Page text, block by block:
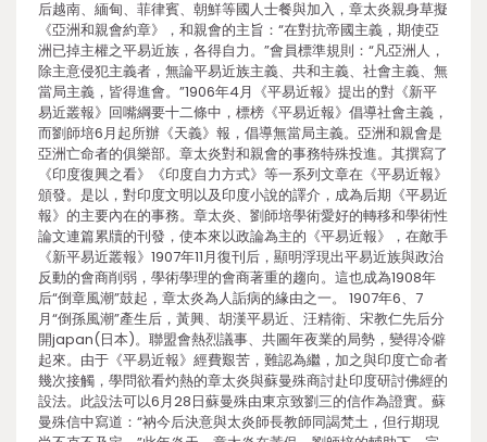
后越南、緬甸、菲律賓、朝鮮等國人士餐與加入，章太炎親身草擬
《亞洲和親會約章》，和親會的主旨：“在對抗帝國主義，期使亞
洲已掉主權之平易近族，各得自力。”會員標準規則：“凡亞洲人，
除主意侵犯主義者，無論平易近族主義、共和主義、社會主義、無
當局主義，皆得進會。”1906年4月《平易近報》提出的對《新平
易近叢報》回嘴綱要十二條中，標榜《平易近報》倡導社會主義，
而劉師培6月起所辦《天義》報，倡導無當局主義。亞洲和親會是
亞洲亡命者的俱樂部。章太炎對和親會的事務特殊投進。其撰寫了
《印度復興之看》《印度自力方式》等一系列文章在《平易近報》
頒發。是以，對印度文明以及印度小說的譯介，成為后期《平易近
報》的主要內在的事務。章太炎、劉師培學術愛好的轉移和學術性
論文連篇累牘的刊發，使本來以政論為主的《平易近報》，在敵手
《新平易近叢報》1907年11月復刊后，顯明浮現出平易近族與政治
反動的會商削弱，學術學理的會商著重的趨向。這也成為1908年
后“倒章風潮”鼓起，章太炎為人詬病的緣由之一。 1907年6、7
月“倒孫風潮”產生后，黃興、胡漢平易近、汪精衛、宋教仁先后分
開japan(日本)。聯盟會熱烈議事、共圖年夜業的局勢，變得冷僻
起來。由于《平易近報》經費艱苦，難認為繼，加之與印度亡命者
幾次接觸，學問欲看灼熱的章太炎與蘇曼殊商討赴印度研討佛經的
設法。此設法可以6月28日蘇曼殊由東京致劉三的信作為證實。蘇
曼殊信中寫道：“衲今后決意與太炎師長教師同謁梵土，但行期現